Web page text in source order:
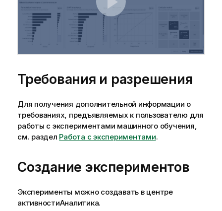
Требования и разрешения
Для получения дополнительной информации о
требованиях, предъявляемых к пользователю для
работы с экспериментами машинного обучения,
см. раздел Работа с экспериментами.
Создание экспериментов
Эксперименты можно создавать в центре
активностиАналитика.